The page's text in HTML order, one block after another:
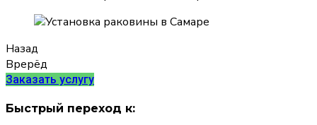
Назад
Врерёд
Заказать услугу
Быстрый переход к: